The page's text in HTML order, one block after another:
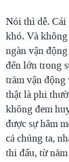
Nói thì dễ.
khó. Và
ngàn vận
đến lớn trong
trăm vận động
thật là phi
không đem
được sự hâm
cả chúng ta,
thi đấu, từ